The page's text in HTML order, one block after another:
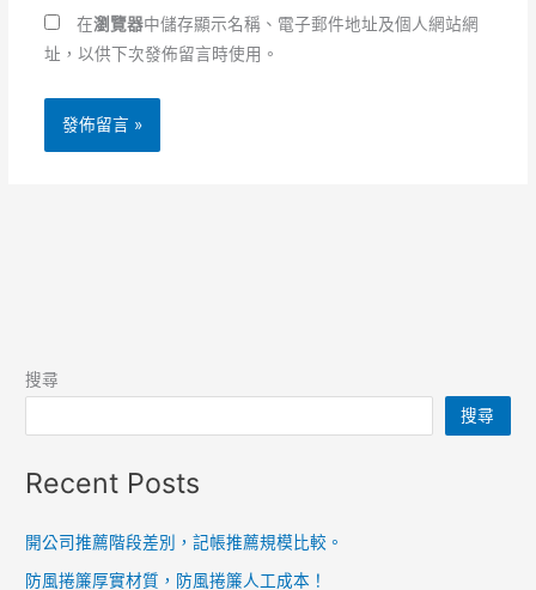
*
址
在瀏覽器中儲存顯示名稱、電子郵件地址及個人網站網
址，以供下次發佈留言時使用。
搜尋
搜尋
Recent Posts
開公司推薦階段差別，記帳推薦規模比較。
防風捲簾厚實材質，防風捲簾人工成本！